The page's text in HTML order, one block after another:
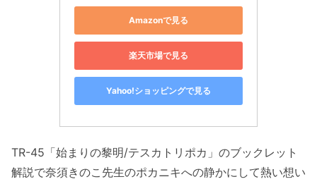
Amazonで見る
楽天市場で見る
Yahoo!ショッピングで見る
TR-45「始まりの黎明/テスカトリポカ」のブックレット
解説で奈須きのこ先生のポカニキへの静かにして熱い想い